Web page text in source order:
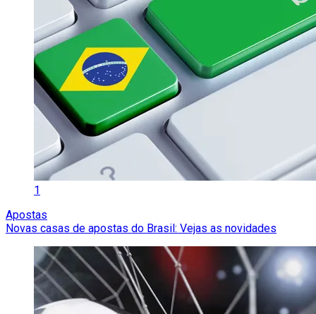
1
Apostas
Novas casas de apostas do Brasil: Vejas as novidades